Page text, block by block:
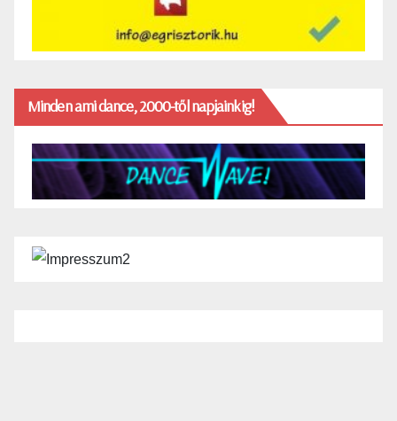
Minden ami dance, 2000-től napjainkig!